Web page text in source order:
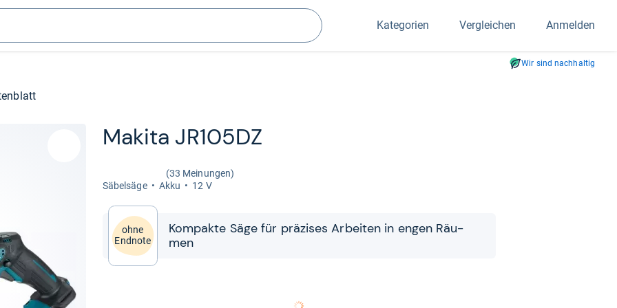
Suchen
Kategorien Vergleichen Anmelden
Wir sind nachhaltig
Makita JR105DZ
(33 Meinungen)
Säbel­säge
Akku 12 V
ohne
Endnote
Kom­pakte Säge für prä­zi­ses Arbei­ten in engen Räu­
men